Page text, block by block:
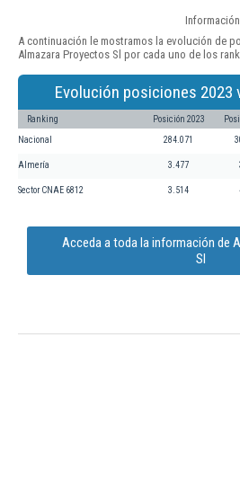
A continuación le mostramos la evolución de
Almazara Proyectos Sl por cada uno de los
Evolución posiciones 2023
Ranking Posición 2023
Nacional 284.071
Almería 3.477
Sector CNAE 6812 3.514
Acceda a toda la información de
Sl